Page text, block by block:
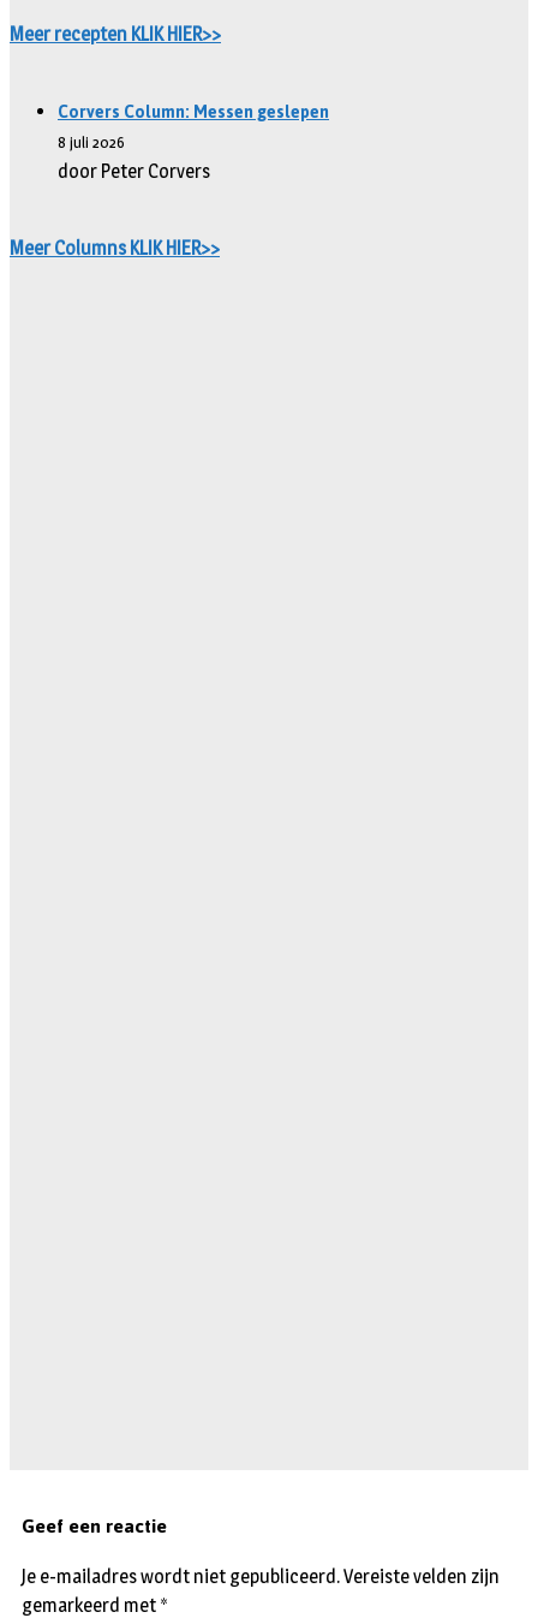
Meer recepten KLIK HIER>>
Corvers Column: Messen geslepen
8 juli 2026
door Peter Corvers
Meer Columns KLIK HIER>>
Geef een reactie
Je e-mailadres wordt niet gepubliceerd.Vereiste velden zijn
gemarkeerd met *